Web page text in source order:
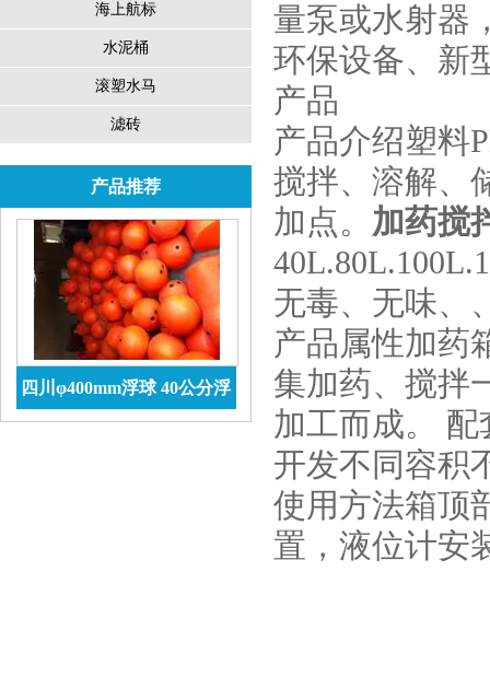
海上航标
水泥桶
滚塑水马
滤砖
产品推荐
四川φ400mm浮球 40公分浮
量泵或水射器
环保设备、新
产品
产品介绍塑料
搅拌、溶解、
加点。 加药搅
无毒、无味、
产品属性加药
集加药、搅拌
加工而成。
开发不同容积
使用方法箱顶
置，液位计安